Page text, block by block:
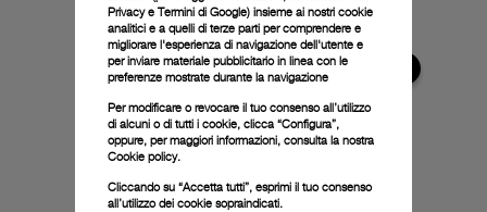
Privacy e Termini di Google) insieme ai nostri cookie
analitici e a quelli di terze parti per comprendere e
migliorare l'esperienza di navigazione dell'utente e
per inviare materiale pubblicitario in linea con le
preferenze mostrate durante la navigazione
Per modificare o revocare il tuo consenso all’utilizzo
di alcuni o di tutti i cookie, clicca “Configura”,
oppure, per maggiori informazioni, consulta la nostra
Cookie policy.
Cliccando su “Accetta tutti”, esprimi il tuo consenso
all’utilizzo dei cookie sopraindicati.